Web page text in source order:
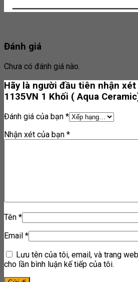
Đánh giá
Chưa có đánh giá nào.
Hãy là người đầu tiên nhận xét
1135VN 1 Khối ( Aqua
Đánh giá của bạn *
Nhận xét của bạn *
Tên *
Email *
Lưu tên của tôi, email, và trang
cho lần bình luận kế tiếp của tôi.